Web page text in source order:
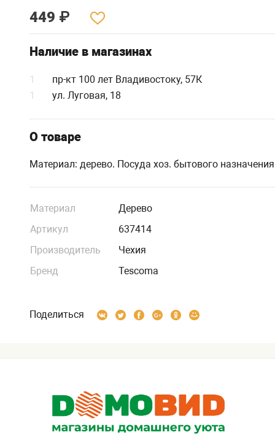
449 ₽
Наличие в магазинах
1
пр-кт 100 лет Владивостоку, 57К
1
ул. Луговая, 18
О товаре
Материал: дерево. Посуда хоз. бытового
Материал
Дерево
Артикул
637414
Производитель
Чехия
Бренд
Tescoma
Поделиться